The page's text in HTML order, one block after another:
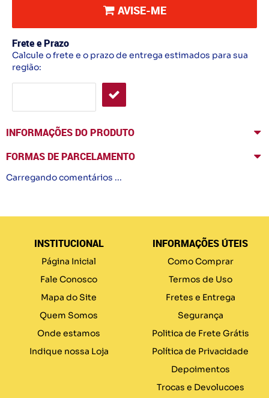
AVISE-ME
Frete e Prazo
Calcule o frete e o prazo de entrega estimados para sua
região:
INFORMAÇÕES DO PRODUTO
FORMAS DE PARCELAMENTO
Carregando comentários ...
INSTITUCIONAL
Página Inicial
Fale Conosco
Mapa do Site
Quem Somos
Onde estamos
Indique nossa Loja
INFORMAÇÕES ÚTEIS
Como Comprar
Termos de Uso
Fretes e Entrega
Segurança
Politica de Frete Grátis
Política de Privacidade
Depoimentos
Trocas e Devolucoes